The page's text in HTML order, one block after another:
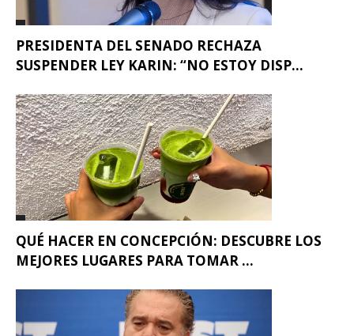
PRESIDENTA DEL SENADO RECHAZA
SUSPENDER LEY KARIN: “NO ESTOY DISP...
QUÉ HACER EN CONCEPCIÓN: DESCUBRE LOS
MEJORES LUGARES PARA TOMAR ...